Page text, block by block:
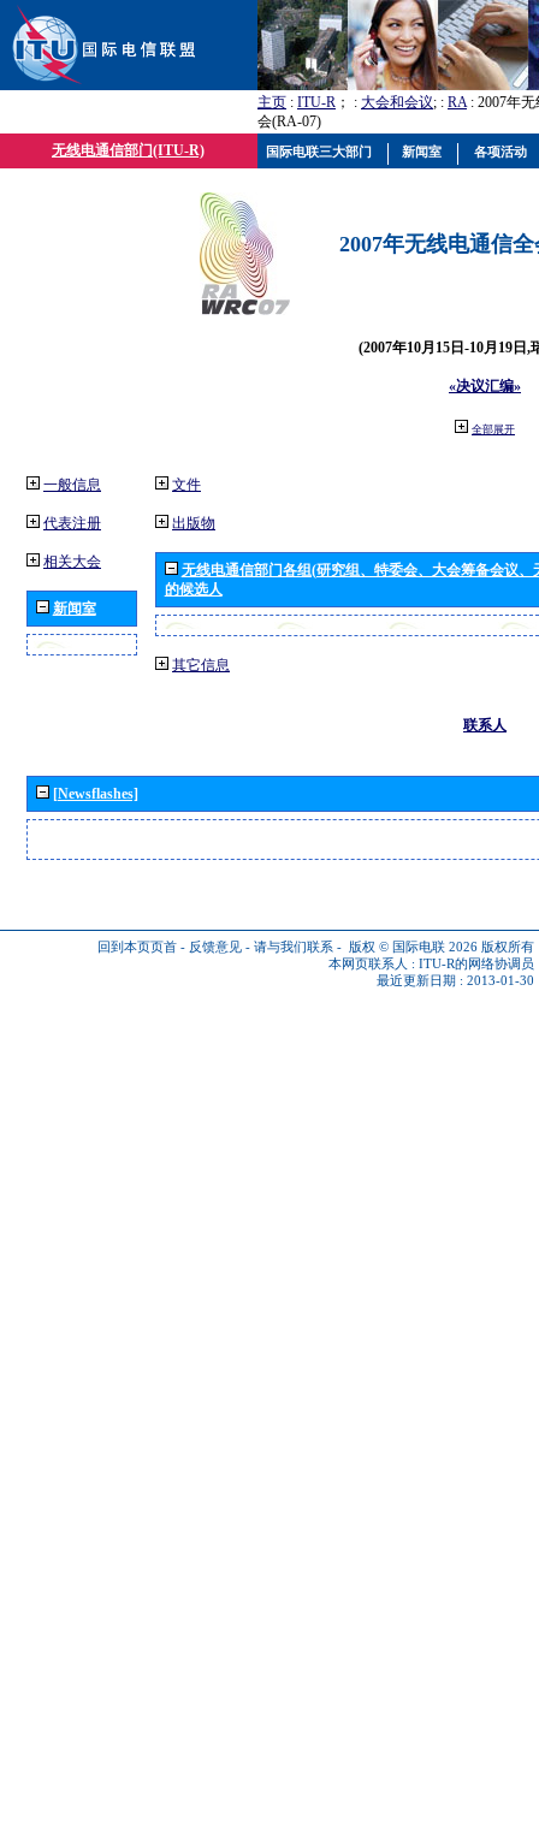
主页 : ITU-R ； : 大会和会议; : RA: 2007年
会(RA-07)
无线电通信部门(ITU-R)
2007年无线电通信
(2007年10月15日-10月19日,
«决议汇编»
全部展开
一般信息
代表注册
相关大会
新闻室
文件
出版物
无线电通信部门各组(研究组、特委会、大会筹备会议
的候选人
其它信息
联系人
[Newsflashes]
回到本页页首 - 反馈意见 - 请与我们联系 - 版权 © 国际电联 2026 版权所有
本网页联系人 : ITU-R的网络协调员
最近更新日期 : 2013-01-30
国际电联三大部门 新闻室 各项活动